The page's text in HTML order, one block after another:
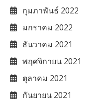
กุมภาพันธ์ 2022
มกราคม 2022
ธันวาคม 2021
พฤศจิกายน 2021
ตุลาคม 2021
กันยายน 2021